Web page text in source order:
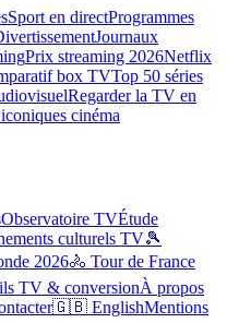
Sport en directProgrammes
Journaux
Prix streaming 2026Netflix
box TVTop 50 séries
Regarder la TV en
cinéma
Observatoire TVÉtude
culturels TV🎾
2026🚴 Tour de France
TV & conversionÀ propos
🇬🇧 EnglishMentions